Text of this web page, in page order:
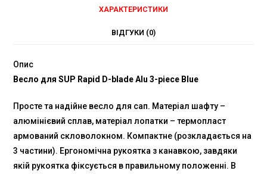
ХАРАКТЕРИСТИКИ
ВІДГУКИ (0)
Опис
Весло для SUP Rapid D-blade Alu 3-piece Blue
Просте та надійне весло для сап. Матеріал шафту –
алюмінієвий сплав, матеріал лопатки – термопласт
армований скловолокном. Компактне (розкладається на
3 частини). Ергономічна рукоятка з канавкою, завдяки
якій рукоятка фіксується в правильному положенні. В